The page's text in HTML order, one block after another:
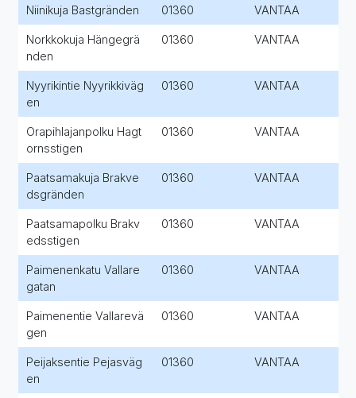
Niinikuja Bastgränden 01360 VANTAA
Norkkokuja Hängegrä
nden
01360 VANTAA
Nyyrikintie Nyyrikkiväg
en
01360 VANTAA
Orapihlajanpolku Hagt
ornsstigen
01360 VANTAA
Paatsamakuja Brakve
dsgränden
01360 VANTAA
Paatsamapolku Brakv
edsstigen
01360 VANTAA
Paimenenkatu Vallare
gatan
01360 VANTAA
Paimenentie Vallarevä
gen
01360 VANTAA
Peijaksentie Pejasväg
en
01360 VANTAA